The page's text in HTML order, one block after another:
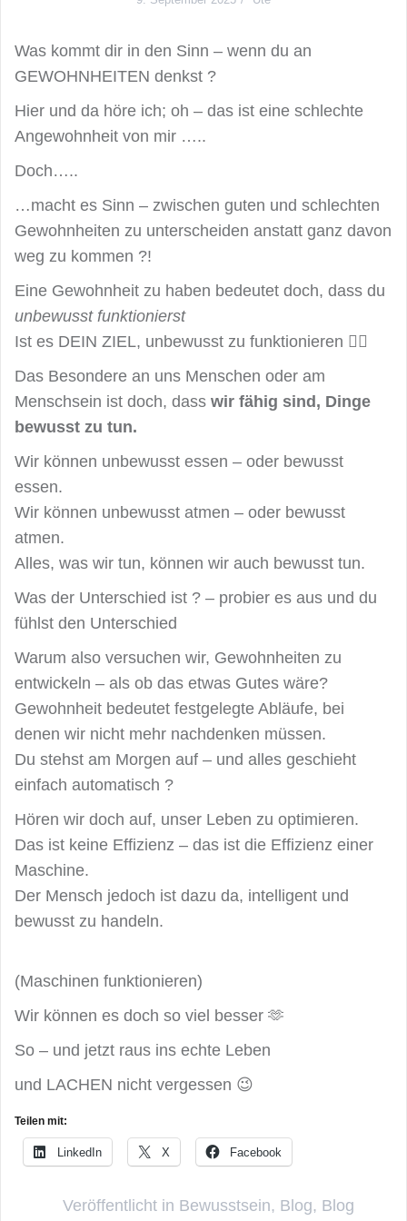
Was kommt dir in den Sinn – wenn du an
GEWOHNHEITEN denkst ?
Hier und da höre ich; oh – das ist eine schlechte
Angewohnheit von mir …..
Doch…..
…macht es Sinn – zwischen guten und schlechten
Gewohnheiten zu unterscheiden anstatt ganz davon
weg zu kommen ?!
Eine Gewohnheit zu haben bedeutet doch, dass du
unbewusst funktionierst
Ist es DEIN ZIEL, unbewusst zu funktionieren 🙆‍♀️
Das Besondere an uns Menschen oder am
Menschsein ist doch, dass wir fähig sind, Dinge
bewusst zu tun.
Wir können unbewusst essen – oder bewusst
essen.
Wir können unbewusst atmen – oder bewusst
atmen.
Alles, was wir tun, können wir auch bewusst tun.
Was der Unterschied ist ? – probier es aus und du
fühlst den Unterschied
Warum also versuchen wir, Gewohnheiten zu
entwickeln – als ob das etwas Gutes wäre?
Gewohnheit bedeutet festgelegte Abläufe, bei
denen wir nicht mehr nachdenken müssen.
Du stehst am Morgen auf – und alles geschieht
einfach automatisch ?
Hören wir doch auf, unser Leben zu optimieren.
Das ist keine Effizienz – das ist die Effizienz einer
Maschine.
Der Mensch jedoch ist dazu da, intelligent und
bewusst zu handeln.
(Maschinen funktionieren)
Wir können es doch so viel besser 🫶
So – und jetzt raus ins echte Leben
und LACHEN nicht vergessen 😉
Teilen mit:
LinkedIn X Facebook
Veröffentlicht in Bewusstsein, Blog, Blog